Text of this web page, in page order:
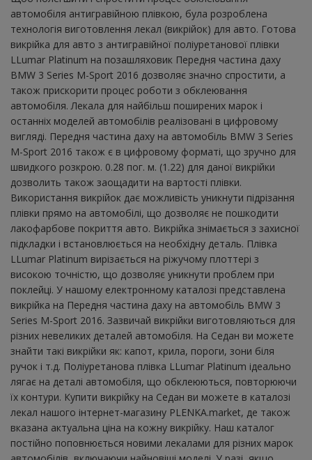
автомобіля антигравійною плівкою, була розроблена
технологія виготовлення лекал (викрійок) для авто. Готова
викрійка для авто з антигравійної поліуретанової плівки
LLumar Platinum на позашляховик Передня частина даху
BMW 3 Series M-Sport 2016 дозволяє значно спростити, а
також прискорити процес роботи з обклеювання
автомобіля. Лекала для найбільш поширених марок і
останніх моделей автомобілів реалізовані в цифровому
вигляді. Передня частина даху на автомобіль BMW 3 Series
M-Sport 2016 також є в цифровому форматі, що зручно для
швидкого розкрою. 0.28 пог. м. (1.22) для даної викрійки
дозволить також заощадити на вартості плівки.
Використання викрійок дає можливість уникнути підрізання
плівки прямо на автомобілі, що дозволяє не пошкодити
лакофарбове покриття авто. Викрійка знімається з захисної
підкладки і встановлюється на необхідну деталь. Плівка
LLumar Platinum вирізається на ріжучому плоттері з
високою точністю, що дозволяє уникнути проблем при
поклейці. У нашому електронному каталозі представлена ​​
викрійка на Передня частина даху на автомобіль BMW 3
Series M-Sport 2016. Зазвичай викрійки виготовляються для
різних невеликих деталей автомобіля. На Седан ви можете
знайти такі викрійки як: капот, крила, пороги, зони біля
ручок і т.д. Поліуретанова плівка LLumar Platinum ідеально
лягає на деталі автомобіля, що обклеюються, повторюючи
їх контури. Купити викрійку на Седан ви можете в каталозі
лекал нашого інтернет-магазину PLENKA.market, де також
вказана актуальна ціна на кожну викрійку. Наш каталог
постійно поповнюється новими лекалами для різних марок